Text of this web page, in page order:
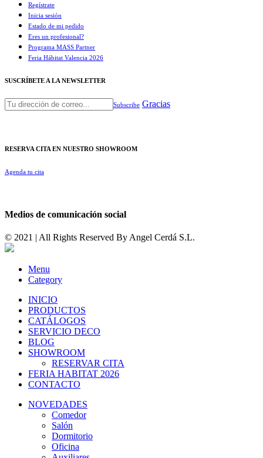
Regístrate
Inicia sesión
Estado de mi pedido
Eres un profesional?
Programa MASS Partner
Feria Hábitat Valencia 2026​
SUSCRÍBETE A LA NEWSLETTER
Subscribe Gracias
RESERVA CITA EN NUESTRO SHOWROOM
Agenda tu cita
Medios de comunicación social
© 2021 | All Rights Reserved By Angel Cerdá S.L.
Menu
Category
INICIO
PRODUCTOS
CATÁLOGOS
SERVICIO DECO
BLOG
SHOWROOM
RESERVAR CITA
FERIA HABITAT 2026
CONTACTO
NOVEDADES
Comedor
Salón
Dormitorio
Oficina